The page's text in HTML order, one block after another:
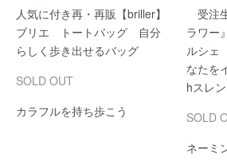
人気に付き再・再販【briller】
ブリエ トートバッグ 自分
らしく歩き出せるバッグ
SOLD OUT
カラフルを持ち歩こう
受注
ラワー
ルシ
なたを
hスレ
SOLD
ネーミ